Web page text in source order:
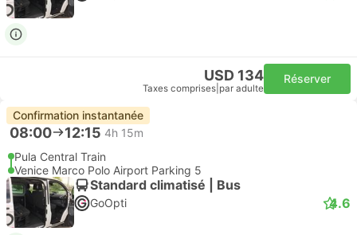
USD 134
Taxes comprises par adulte
Réserver
Confirmation instantanée
08:00 12:15 4h 15m
Pula Central Train
Venice Marco Polo Airport Parking 5
Standard climatisé | Bus
GoOpti 4.6